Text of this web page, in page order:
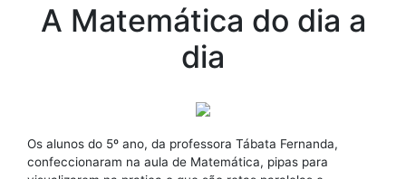
A Matemática do dia a
dia
Os alunos do 5º ano, da professora Tábata Fernanda,
confeccionaram na aula de Matemática, pipas para